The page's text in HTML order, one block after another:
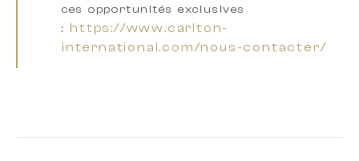
ces opportunités exclusives
: https://www.carlton-
international.com/nous-contacter/